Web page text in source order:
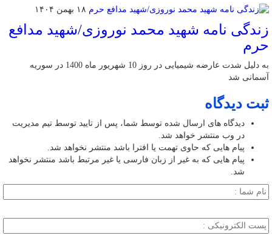
۱۸ بهمن ۱۴۰۴
زندگی نامه شهید محمد نوروزی/شهید مدافع
حرم
به دلیل شدت عارضه شیمیایی در روز 10 شهریور ماه 1400 در سوریه
آسمانی شد
ثبت دیدگاه
دیدگاه های ارسال شده توسط شما، پس از تایید توسط تیم مدیریت
در وب منتشر خواهد شد.
پیام هایی که حاوی تهمت یا افترا باشد منتشر نخواهد شد.
پیام هایی که به غیر از زبان فارسی یا غیر مرتبط باشد منتشر نخواهد
شد.